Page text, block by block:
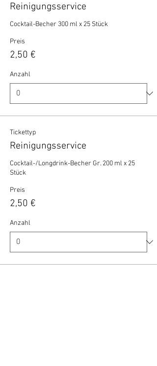
Reinigungsservice
Cocktail-Becher 300 ml x 25 Stück
Preis
2,50 €
Anzahl
Tickettyp
Reinigungsservice
Cocktail-/Longdrink-Becher Gr. 200 ml x 25
Stück
Preis
2,50 €
Anzahl